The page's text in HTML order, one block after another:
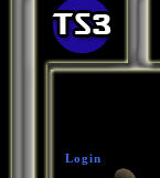
Login